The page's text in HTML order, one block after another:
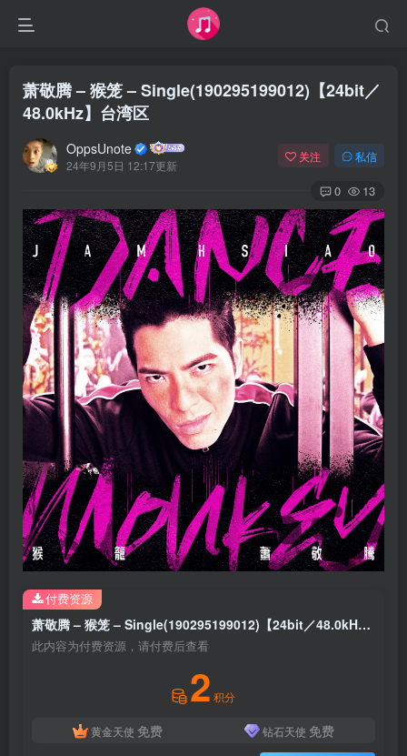
萧敬腾 – 猴笼 – Single(190295199012)【24bit／
48.0kHz】台湾区
OppsUnote
24年9月5日 12:17更新
关注 私信
0 13
萧敬腾 – 猴笼 – Single(190295199012)【24bit／48.0kHz】台湾区
此内容为付费资源，请付费后查看
2 积分
黄金天使 免费 钻石天使 免费
付费资源